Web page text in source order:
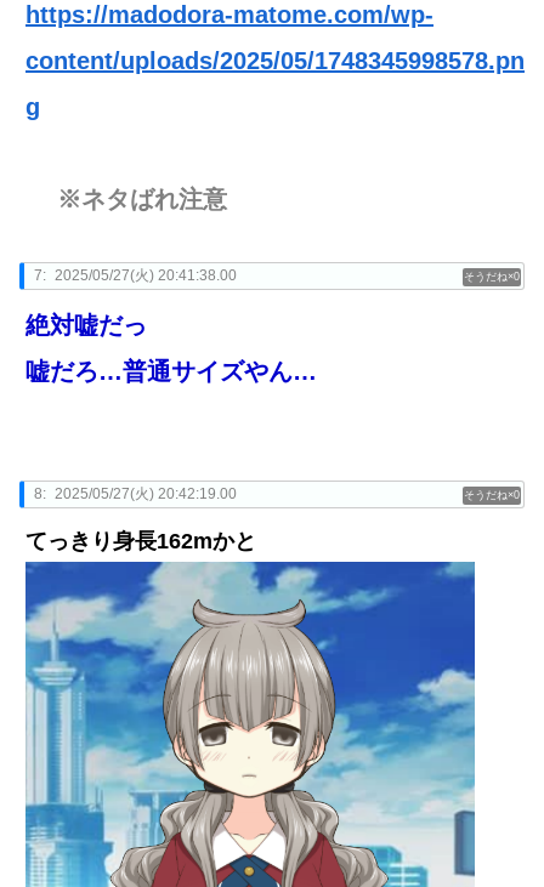
https://madodora-matome.com/wp-
content/uploads/2025/05/1748345998578.pn
g
※ネタばれ注意
0
7: 2025/05/27(火) 20:41:38.00
絶対嘘だっ
嘘だろ…普通サイズやん…
0
8: 2025/05/27(火) 20:42:19.00
てっきり身長162mかと